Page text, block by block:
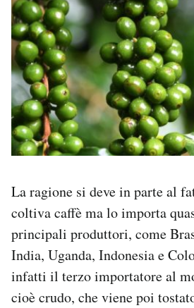
La ragione si deve in parte al
coltiva caffè ma lo importa
principali produttori, come
India, Uganda, Indonesia e
infatti il terzo importatore al
cioè crudo, che viene poi